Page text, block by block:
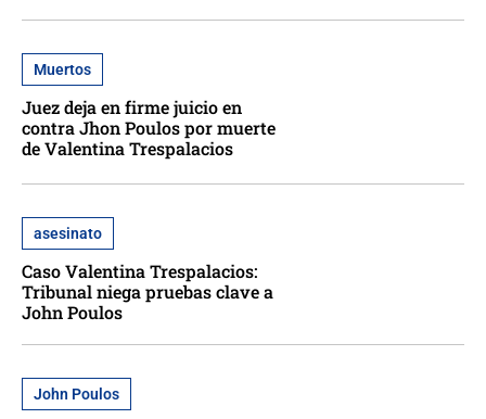
Muertos
Juez deja en firme juicio en
contra Jhon Poulos por muerte
de Valentina Trespalacios
asesinato
Caso Valentina Trespalacios:
Tribunal niega pruebas clave a
John Poulos
John Poulos